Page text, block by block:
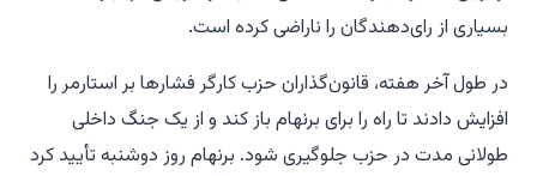
بسیاری از رای‌دهندگان را ناراضی کرده است.
در طول آخر هفته، قانون‌گذاران حزب کارگر فشارها بر استارمر را
افزایش دادند تا راه را برای برنهام باز کند و از یک جنگ داخلی
طولانی مدت در حزب جلوگیری شود. برنهام روز دوشنبه تأیید کرد